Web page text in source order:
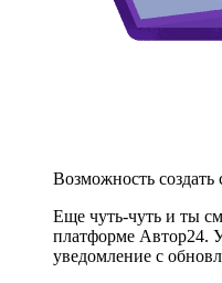
Возможность создать
Еще чуть-чуть и ты
платформе Автор24.
уведомление с